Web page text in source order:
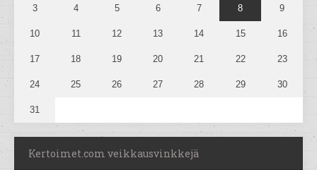
3 4 5 6 7 8 9
10 11 12 13 14 15 16
17 18 19 20 21 22 23
24 25 26 27 28 29 30
31
Kertoimet.com veikkausvinkkejä